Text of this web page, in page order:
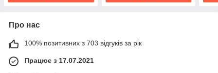
Про нас
100% позитивних з 703 відгуків за рік
Працює з 17.07.2021